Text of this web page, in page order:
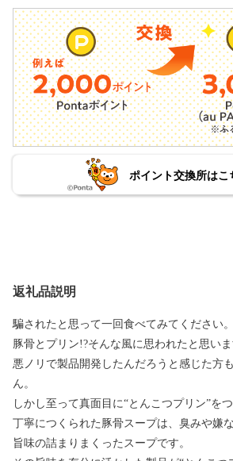
ポイント交換所はこ
返礼品説明
騙されたと思って一回食べてみてください。
豚骨とプリン!?そんな風に思われたと思いま
悪ノリで製品開発したんだろうと感じた方
ん。
しかし至って真面目に“とんこつプリン”を
丁寧につくられた豚骨スープは、臭みや嫌
旨味の詰まりまくったスープです。